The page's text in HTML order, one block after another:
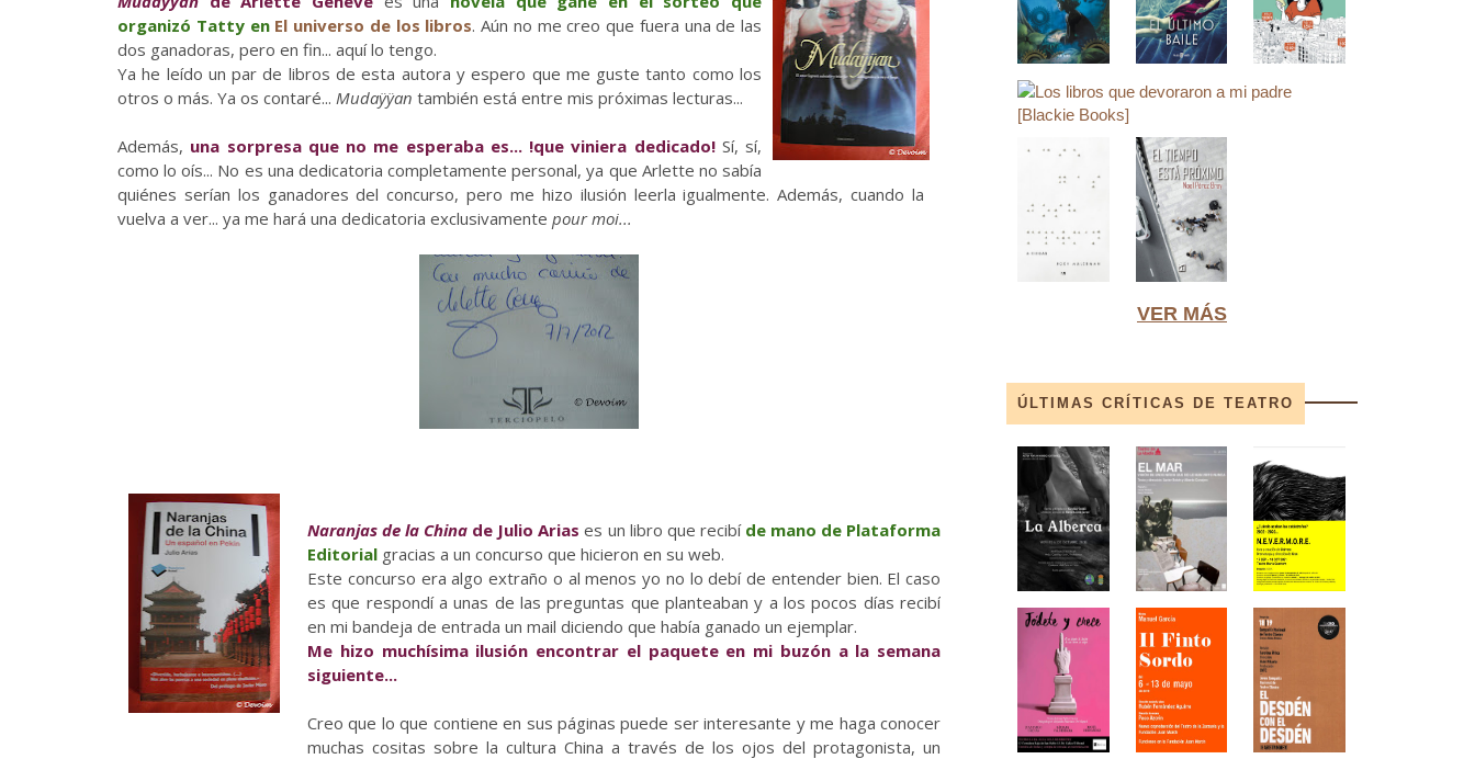
organizó Tatty en El universo de los libros. Aún no me creo que fuera una de las
dos ganadoras, pero en fin... aquí lo tengo.
Ya he leído un par de libros de esta autora y espero que me guste tanto como los
otros o más. Ya os contaré... Mudaÿÿan también está entre mis próximas lecturas...
Además, una sorpresa que no me esperaba es... !que viniera dedicado!Sí, sí,
como lo oís... No es una dedicatoria completamente personal, ya que Arlette no sabía
quiénes serían los ganadores del concurso, pero me hizo ilusión leerla igualmente. Además, cuando la
vuelva a ver... ya me hará una dedicatoria exclusivamente pour moi...
Naranjas de la China de Julio Arias es un libro que recibí de mano de Plataforma
Editorial gracias a un concurso que hicieron en su web.
Este concurso era algo extraño o al menos yo no lo debí de entender bien. El caso
es que respondí a unas de las preguntas que planteaban y a los pocos días recibí
en mi bandeja de entrada un mail diciendo que había ganado un ejemplar.
Me hizo muchísima ilusión encontrar el paquete en mi buzón a la semana
siguiente...
Creo que lo que contiene en sus páginas puede ser interesante y me haga conocer
muchas cositas sobre la cultura China a través de los ojos del protagonista, un
VER MÁS
ÚLTIMAS CRÍTICAS DE TEATRO